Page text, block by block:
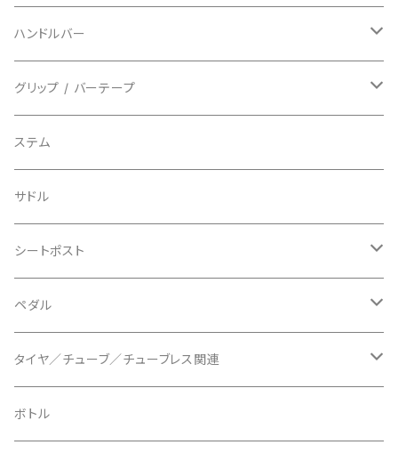
BIKEHAND/バイクハンド
BIO RACER/ビオレーサー
BIKEYOKE/バイクヨーク
BLACKBURN/ブラックバーン
BLB/ビーエルビー
BLUEGRASS/ブルーグラス
BONTRAGER/ボントレガー
BURGTEC/バーグテック
フルフィンガー
シューズカバー
キャップ
その他
フラットペダル用
ビンディングペダル用
インソール
センサー
アクセサリー
カセットスプロケット
シフターマウント
ステムスペーサー
ケーブル類
チェーンガイド／キャッチャー
チェーンリング
ディスクブレーキ
ブレーキローター
ディレーラーハンガー
ハンドルバー
ドロップハンドル
フラット/ライザーバー
グリップ / バーテープ
グリップ
バーテープ
グリップカラー / バーエンドキャップ
ステム
サドル
シートポスト
ドロッパーポスト
シートクランプ
ペダル
ビンディングペダル
フラットペダル
タイヤ／チューブ／チューブレス関連
700c
ボトル